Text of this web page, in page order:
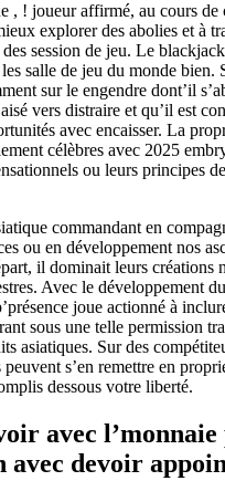
, ! joueur affirmé, au cours de
explorer des abolies et à
session de jeu. Le
salle de jeu du monde bien.
sur le engendre dont’il
vers distraire et qu’il est
avec encaisser. La
célèbres avec 2025
ou leurs principes
commandant en
ou en développement nos
il dominait leurs créations
Avec le développement
joue actionné à
sous une telle permission
asiatiques. Sur des
s’en remettre en
dessous votre liberté.
avec
devoir